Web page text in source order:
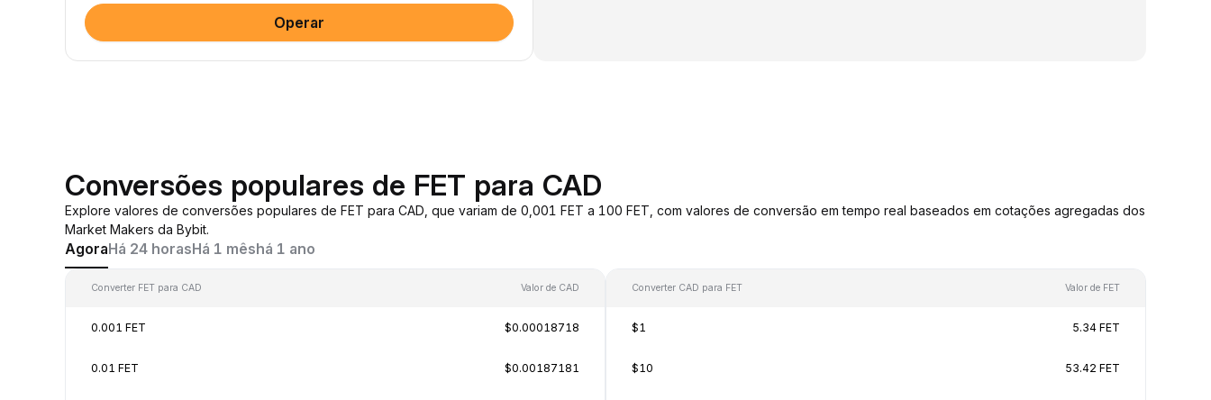
Operar
Conversões populares de FET para CAD
Explore valores de conversões populares de FET para CAD, que variam de 0,001 FET a 100 FET, com valores de conversão em tempo real baseados em cotações agregadas dos
Market Makers da Bybit.
AgoraHá 24 horasHá 1 mêshá 1 ano
Converter FET para CAD Valor de CAD
0.001 FET $0.00018718
0.01 FET $0.00187181
Converter CAD para FET Valor de FET
$1 5.34 FET
$10 53.42 FET